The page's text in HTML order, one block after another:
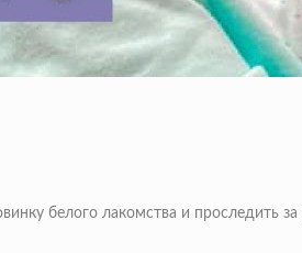
белого лакомства и проследить